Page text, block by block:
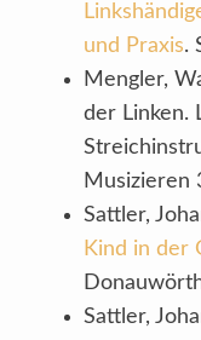
und Praxis.
Mengler,
der Linken.
Musizieren
Sattler,
Kind in der
Sattler,